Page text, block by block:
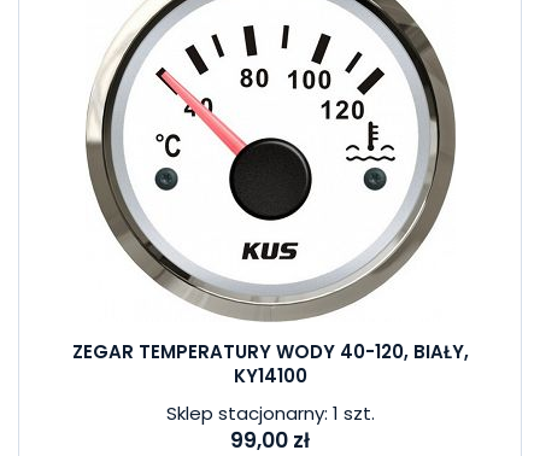
ZEGAR TEMPERATURY WODY 40-120, BIAŁY,
KY14100
Sklep stacjonarny: 1 szt.
99,00 zł